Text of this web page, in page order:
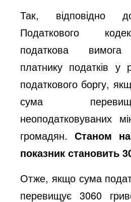
Так, відповідно
Податкового
податкова вимога
платнику податків у
податкового боргу,
сума
неоподатковуваних
громадян.Станом
показник становить
Отже, якщо сума
перевищує 3060